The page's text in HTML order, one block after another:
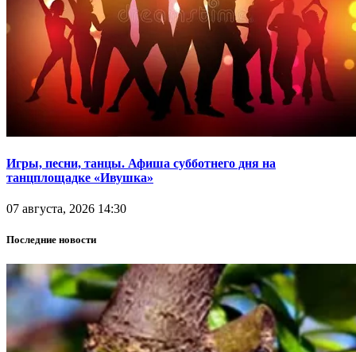
Игры, песни, танцы. Афиша субботнего дня на
танцплощадке «Ивушка»
07 августа, 2026 14:30
Последние новости